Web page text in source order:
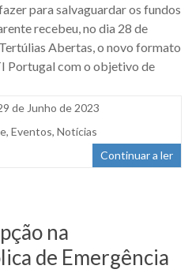
para salvaguardar os fundos
recebeu, no dia 28 de
Abertas, o novo formato
Portugal com o objetivo de
de Junho de 2023
,Eventos,Notícias
Continuar a ler
na
de Emergência